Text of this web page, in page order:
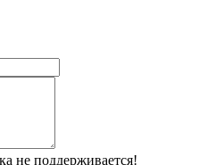
не поддерживается!